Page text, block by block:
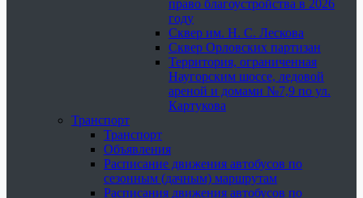
право благоустройства в 2026
году
Сквер им. Н. С. Лескова
Сквер Орловских партизан
Территория, ограниченная
Наугорским шоссе, ледовой
ареной и домами №7,9 по ул.
Картукова
Транспорт
Транспорт
Объявления
Расписание движения автобусов по
сезонным (дачным) маршрутам
Расписания движения автобусов по